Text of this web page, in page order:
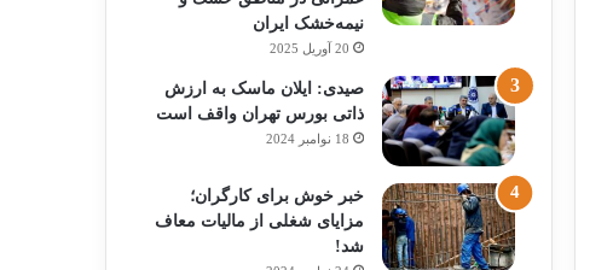
نیمه‌خشک ایران
20 آوریل 2025
صیدی: ایلان ماسک به ارزش
ذاتی بورس تهران واقف است
18 نوامبر 2024
خبر خوش برای کارگران؛
مزایای شغلی از مالیات معاف
شد!